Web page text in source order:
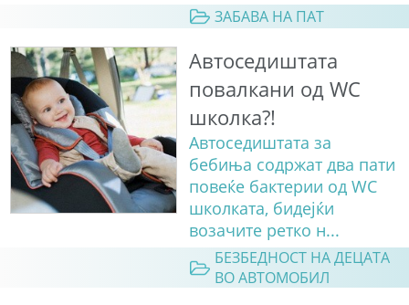
ЗАБАВА НА ПАТ
Автоседиштата
повалкани од WC
школка?!
Автоседиштата за
бебиња содржат два пати
повеќе бактерии од WC
школката, бидејќи
возачите ретко н...
БЕЗБЕДНОСТ НА ДЕЦАТА
ВО АВТОМОБИЛ